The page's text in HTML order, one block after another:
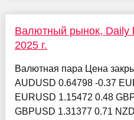
Валютный рынок, Daily
2025 г.
Валютная пара Цена
AUDUSD 0.64798 -0.37
EURUSD 1.15472 0.48
GBPUSD 1.31377 0.71